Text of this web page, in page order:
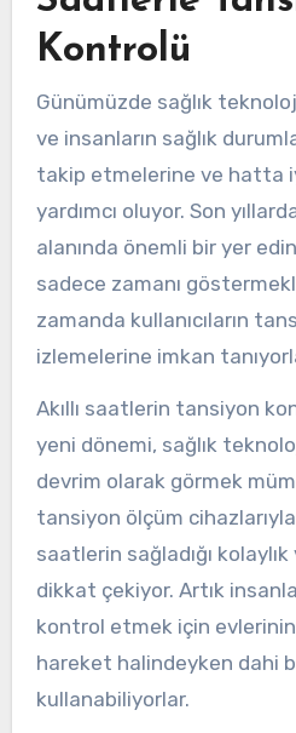
Kontrolü
Günümüzde sağlık
ve insanların sağlık
takip etmelerine ve hatta
yardımcı oluyor. Son
alanında önemli bir yer
sadece zamanı
zamanda kullanıcıların
izlemelerine imkan
Akıllı saatlerin tansiyon
yeni dönemi, sağlık
devrim olarak görmek
tansiyon ölçüm cihazlarıyla
saatlerin sağladığı kolaylık
dikkat çekiyor. Artık
kontrol etmek için
hareket halindeyken dahi
kullanabiliyorlar.